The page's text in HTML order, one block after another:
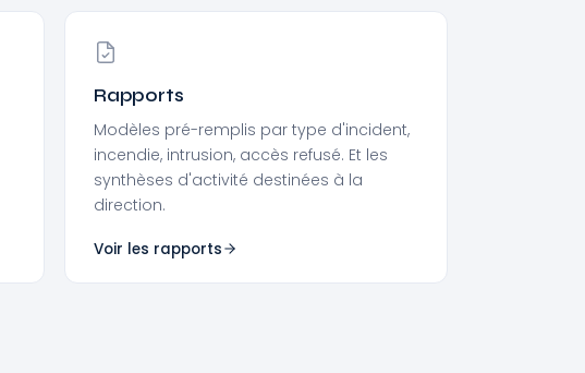
Rapports
Modèles pré-remplis par type d'incident,
incendie, intrusion, accès refusé. Et les
synthèses d'activité destinées à la
direction.
Voir les rapports